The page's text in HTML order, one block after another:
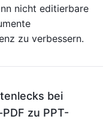
nicht editierbare
zu verbessern.
bei
zu PPT-